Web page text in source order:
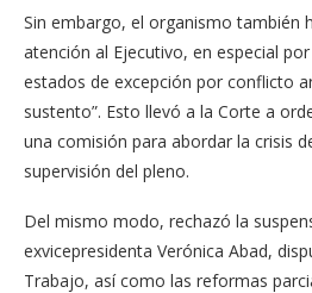
Sin embargo, el organismo también
atención al Ejecutivo, en especial
estados de excepción por conflicto
sustento”. Esto llevó a la Corte a
una comisión para abordar la crisis
supervisión del pleno.
Del mismo modo, rechazó la
exvicepresidenta Verónica Abad,
Trabajo, así como las reformas